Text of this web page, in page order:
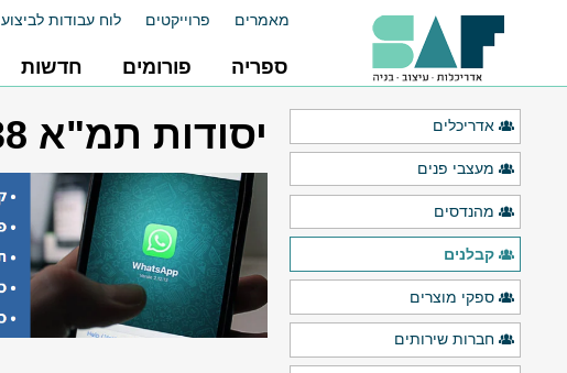
מאמרים פרוייקטים לוח עבודות לביצוע
ספריה פורומים חדשות
יסודות תמ"א 38 אדריכלים
מעצבי פנים
מהנדסים
קבלנים
ספקי מוצרים
חברות שירותים